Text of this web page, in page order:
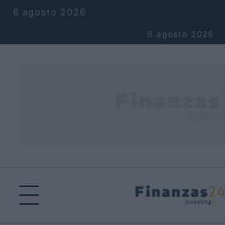
Saltar al contenido
6 agosto 2026
6 agosto 2026